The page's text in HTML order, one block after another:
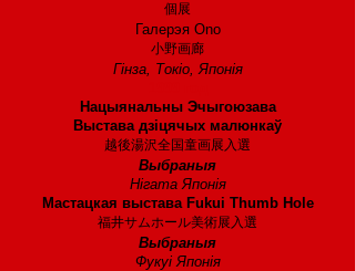
個展
Галерэя Ono
小野画廊
Гінза, Токіо, Японія
Нацыянальны Эчыгоюзава
Выстава дзіцячых малюнкаў
越後湯沢全国童画展入選
Выбраныя
Нігата Японія
Мастацкая выстава Fukui Thumb Hole
福井サムホール美術展入選
Выбраныя
Фукуі Японія